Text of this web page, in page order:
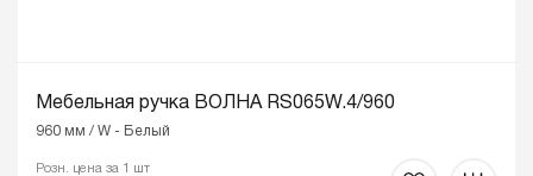
Мебельная ручка ВОЛНА RS065W.4/960
960 мм / W - Белый
Розн. цена за 1 шт